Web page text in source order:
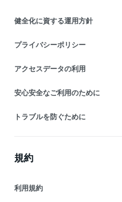
健全化に資する運用方針
プライバシーポリシー
アクセスデータの利用
安心安全なご利用のために
トラブルを防ぐために
規約
利用規約